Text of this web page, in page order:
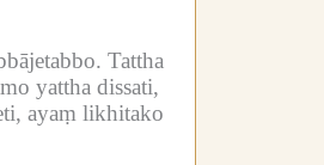
Tattha
yattha dissati,
ayaṃ likhitako